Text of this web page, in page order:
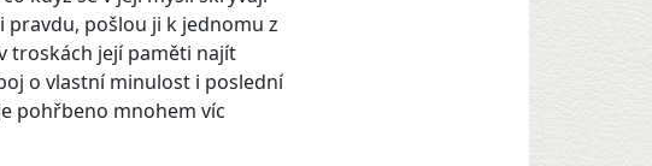
pošlou ji k jednomu z
troskách její paměti najít
o vlastní minulost i poslední
pohřbeno mnohem víc